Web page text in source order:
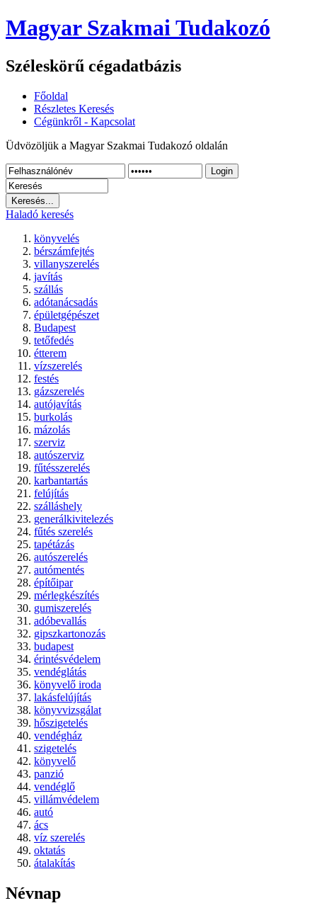
Magyar Szakmai Tudakozó
Széleskörű cégadatbázis
Főoldal
Részletes Keresés
Cégünkről - Kapcsolat
Üdvözöljük a Magyar Szakmai Tudakozó oldalán
Login
Haladó keresés
könyvelés
bérszámfejtés
villanyszerelés
javítás
szállás
adótanácsadás
épületgépészet
Budapest
tetőfedés
étterem
vízszerelés
festés
gázszerelés
autójavítás
burkolás
mázolás
szerviz
autószerviz
fűtésszerelés
karbantartás
felújítás
szálláshely
generálkivitelezés
fűtés szerelés
tapétázás
autószerelés
autómentés
építőipar
mérlegkészítés
gumiszerelés
adóbevallás
gipszkartonozás
budapest
érintésvédelem
vendéglátás
könyvelő iroda
lakásfelújítás
könyvvizsgálat
hőszigetelés
vendégház
szigetelés
könyvelő
panzió
vendéglő
villámvédelem
autó
ács
víz szerelés
oktatás
átalakítás
Névnap